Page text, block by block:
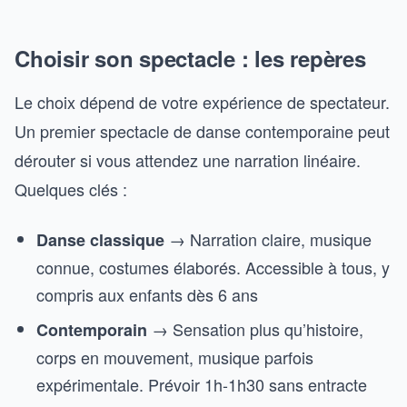
Choisir son spectacle : les repères
Le choix dépend de votre expérience de spectateur.
Un premier spectacle de danse contemporaine peut
dérouter si vous attendez une narration linéaire.
Quelques clés :
Danse classique → Narration claire, musique
connue, costumes élaborés. Accessible à tous, y
compris aux enfants dès 6 ans
Contemporain → Sensation plus qu’histoire,
corps en mouvement, musique parfois
expérimentale. Prévoir 1h-1h30 sans entracte